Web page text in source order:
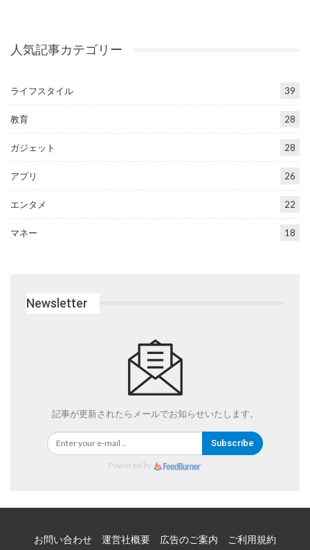
人気記事カテゴリー
ライフスタイル 39
教育 28
ガジェット 28
アプリ 26
エンタメ 22
マネー 18
Newsletter
記事が更新されたらメールでお知らせいたします。
Subscribe
Powered by
お問い合わせ 運営社概要 広告のご案内 ご利用規約